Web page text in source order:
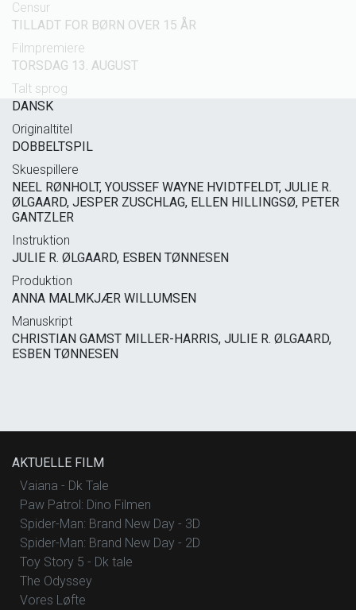
Censur
TILLADT FOR BØRN OVER 15 ÅR
Filmpremiere
TORSDAG 13. AUGUST
Talt sprog
DANSK
Originaltitel
DOBBELTSPIL
Skuespillere
NEEL RØNHOLT, YOUSSEF WAYNE HVIDTFELDT, JULIE R.
ØLGAARD, JESPER ZUSCHLAG, ELLEN HILLINGSØ, PETER
GANTZLER
Instruktion
JULIE R. ØLGAARD, ESBEN TØNNESEN
Produktion
ANNA MALMKJÆR WILLUMSEN
Manuskript
CHRISTIAN GAMST MILLER-HARRIS, JULIE R. ØLGAARD,
ESBEN TØNNESEN
AKTUELLE FILM
Vaiana - Dk Tale
Paw Patrol: Dino Filmen
Spider-Man: Brand New Day - 3D
Spider-Man: Brand New Day - 2D
Toy Story 5 - Dk tale
The Odyssey
Vores Løfte